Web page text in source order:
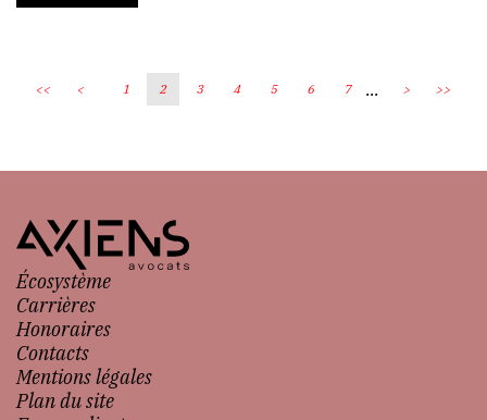
<< < 1 2 3 4 5 6 7 ... > >>
Écosystème
Carrières
Honoraires
Contacts
Mentions légales
Plan du site